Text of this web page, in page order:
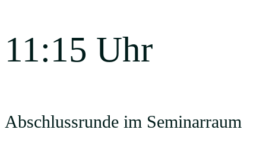
11:15 Uhr
Abschlussrunde im Seminarraum